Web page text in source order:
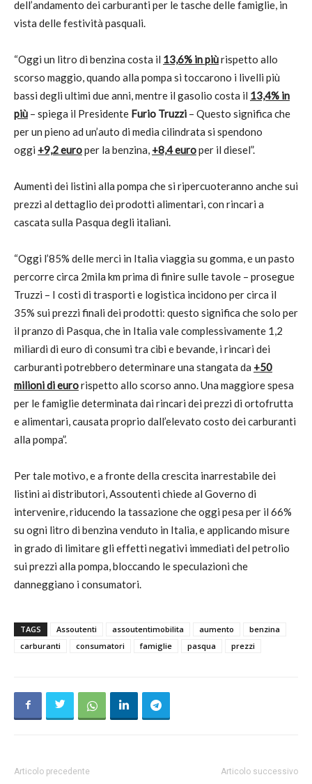
dell’andamento dei carburanti per le tasche delle famiglie, in
vista delle festività pasquali.
“Oggi un litro di benzina costa il 13,6% in piùrispetto allo
scorso maggio, quando alla pompa si toccarono i livelli più
bassi degli ultimi due anni, mentre il gasolio costa il 13,4% in
più – spiega il Presidente Furio Truzzi – Questo significa che
per un pieno ad un’auto di media cilindrata si spendono
oggi +9,2 europer la benzina, +8,4 europer il diesel”.
Aumenti dei listini alla pompa che si ripercuoteranno anche sui
prezzi al dettaglio dei prodotti alimentari, con rincari a
cascata sulla Pasqua degli italiani.
“Oggi l’85% delle merci in Italia viaggia su gomma, e un pasto
percorre circa 2mila km prima di finire sulle tavole – prosegue
Truzzi – I costi di trasporti e logistica incidono per circa il
35% sui prezzi finali dei prodotti: questo significa che solo per
il pranzo di Pasqua, che in Italia vale complessivamente 1,2
miliardi di euro di consumi tra cibi e bevande, i rincari dei
carburanti potrebbero determinare una stangata da +50
milioni di eurorispetto allo scorso anno. Una maggiore spesa
per le famiglie determinata dai rincari dei prezzi di ortofrutta
e alimentari, causata proprio dall’elevato costo dei carburanti
alla pompa”.
Per tale motivo, e a fronte della crescita inarrestabile dei
listini ai distributori, Assoutenti chiede al Governo di
intervenire, riducendo la tassazione che oggi pesa per il 66%
su ogni litro di benzina venduto in Italia, e applicando misure
in grado di limitare gli effetti negativi immediati del petrolio
sui prezzi alla pompa, bloccando le speculazioni che
danneggiano i consumatori.
TAGS Assoutenti assoutentimobilita aumento
benzina
carburanti
consumatori famiglie pasqua prezzi
Articolo precedente Articolo successivo